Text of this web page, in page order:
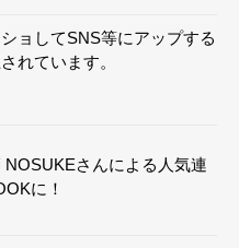
ョしてSNS等にアップする
れています。
NOSUKEさんによる人気連
に！